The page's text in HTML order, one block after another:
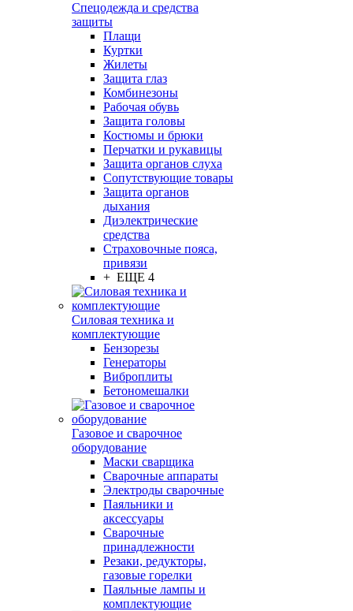
Спецодежда и средства
защиты
Плащи
Куртки
Жилеты
Защита глаз
Комбинезоны
Рабочая обувь
Защита головы
Костюмы и брюки
Перчатки и рукавицы
Защита органов слуха
Сопутствующие товары
Защита органов
дыхания
Диэлектрические
средства
Страховочные пояса,
привязи
+ ЕЩЕ 4
Силовая техника и
комплектующие
Бензорезы
Генераторы
Виброплиты
Бетономешалки
Газовое и сварочное
оборудование
Маски сварщика
Сварочные аппараты
Электроды сварочные
Паяльники и
аксессуары
Сварочные
принадлежности
Резаки, редукторы,
газовые горелки
Паяльные лампы и
комплектующие